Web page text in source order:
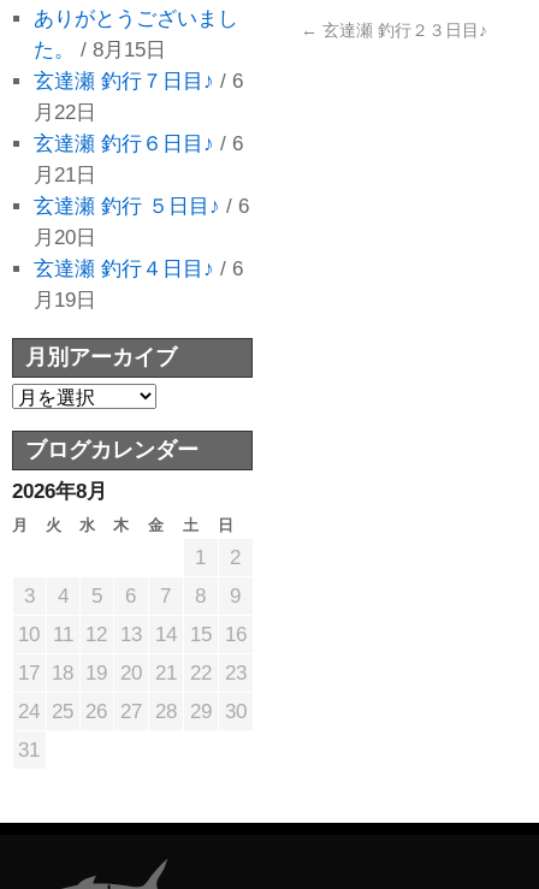
← 玄達瀬 釣行２３日目♪
ありがとうございまし
た。
/ 8月15日
玄達瀬 釣行７日目♪ / 6
月22日
玄達瀬 釣行６日目♪ / 6
月21日
玄達瀬 釣行 ５日目♪ / 6
月20日
玄達瀬 釣行４日目♪ / 6
月19日
月別アーカイブ
ブログカレンダー
2026年8月
月 火 水 木 金 土 日
1
2
3
4 5 6 7 8
9
10
11 12 13 14 15
16
17 18 19 20 21 22
23
24 25 26 27 28 29
30
31